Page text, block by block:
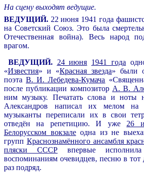
На сцену выходят ведущие.
ВЕДУЩИЙ. 22 июня 1941 года
на Советский Союз. Это была
Отечественная война). Весь народ
врагом.
ВЕДУЩИЙ.
24 июня 1941 года
«Известия» и «Красная звезда» были
поэтаВ. И. Лебедева-Кумача
после публикации композитор А. В.
ним музыку. Печатать слова и ноты
Александров написал их мелом
музыканты переписали их в свои
отведён на репетицию. И уже 26
Белорусском вокзалеодна из не
групп Краснознамённого ансамбля
пляски СССР впервые
воспоминаниям очевидцев, песню в тот
раз подряд.